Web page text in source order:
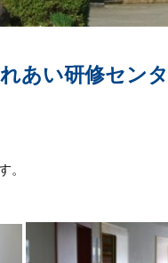
あい研修セン
。